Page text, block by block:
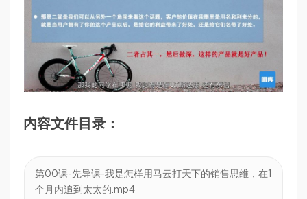
内容文件目录：
第00课-先导课-我是怎样用马云打天下的销售思维，在1
个月内追到太太的.mp4